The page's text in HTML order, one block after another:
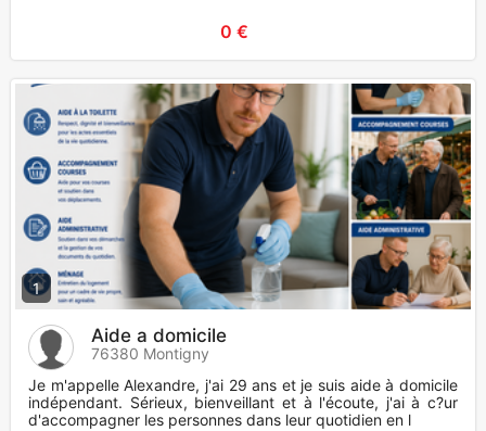
0 €
1
Aide a domicile
76380 Montigny
Je m'appelle Alexandre, j'ai 29 ans et je suis aide à domicile
indépendant. Sérieux, bienveillant et à l'écoute, j'ai à c?ur
d'accompagner les personnes dans leur quotidien en l